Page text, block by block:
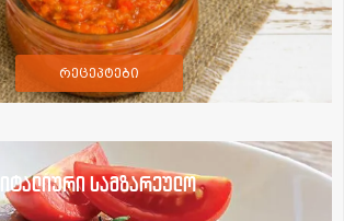
რეცეპტები
იტალიური სამზარეულო